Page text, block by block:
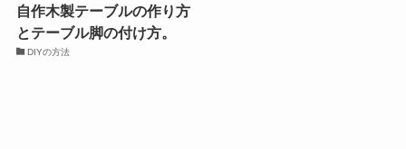
自作木製テーブルの作り方
とテーブル脚の付け方。
DIYの方法